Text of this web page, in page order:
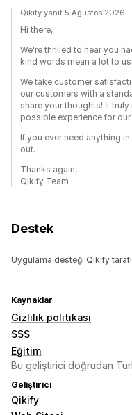
Qikify yanıt 5 Ağustos 2026
Hi there,
We're thrilled to hear you
kind words mean a lot to us.
We take customer
our customers with a
share your thoughts! It
possible experience for
If you ever need anything
out.
Thanks again,
Qikify Team
Destek
Uygulama desteği Qikify
Kaynaklar
Gizlilik politikası
SSS
Eğitim
Bu geliştirici doğrudan
Geliştirici
Qikify